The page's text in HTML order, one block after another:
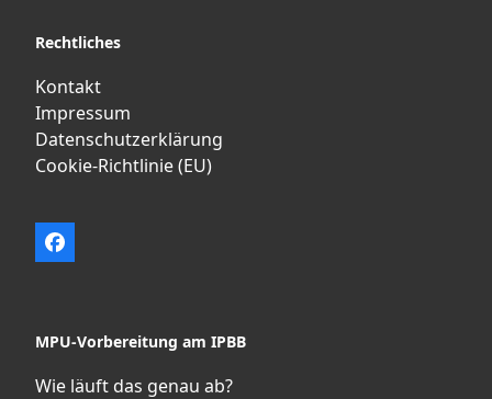
Rechtliches
Kontakt
Impressum
Datenschutzerklärung
Cookie-Richtlinie (EU)
Facebook
MPU-Vorbereitung am IPBB
Wie läuft das genau ab?